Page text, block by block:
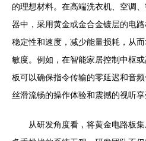
的理想材料。在高端洗衣机、空调
器中，采用黄金或金合金镀层的电
稳定性和速度，减少能量损耗，从
敏度。例如，在智能家居控制中枢
板可以确保指令传输的零延迟和音
丝滑流畅的操作体验和震撼的视听享
从研发角度看，将黄金电路板